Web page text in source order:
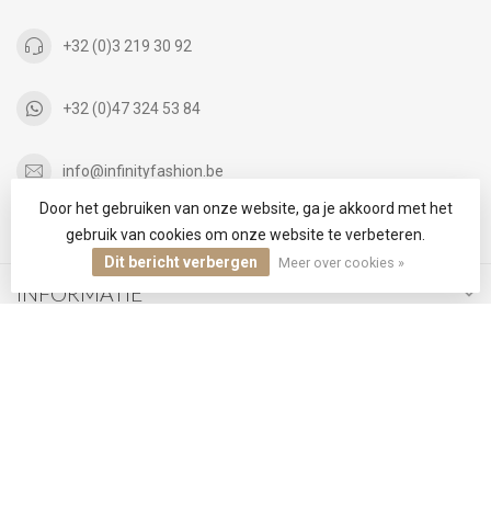
+32 (0)3 219 30 92
+32 (0)47 324 53 84
info@infinityfashion.be
CATEGORIEËN
INFORMATIE
Door het gebruiken van onze website, ga je akkoord met het
gebruik van cookies om onze website te verbeteren.
Dit bericht verbergen
Meer over cookies »